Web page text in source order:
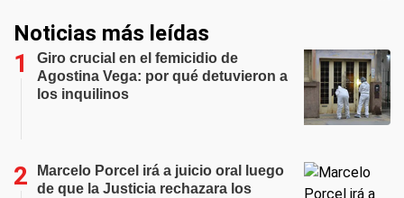
Noticias más leídas
Giro crucial en el femicidio de
Agostina Vega: por qué detuvieron a
los inquilinos
Marcelo Porcel irá a juicio oral luego
de que la Justicia rechazara los